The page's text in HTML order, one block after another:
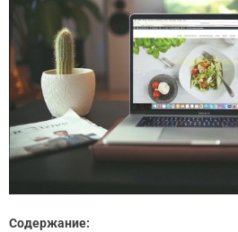
Содержание: